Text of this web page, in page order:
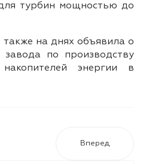
турбин мощностью до
также на днях объявила о
завода по производству
энергии в
Вперед